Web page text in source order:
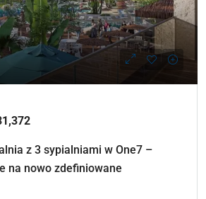
z 3 sypialniami w One7 –
na nowo zdefiniowane